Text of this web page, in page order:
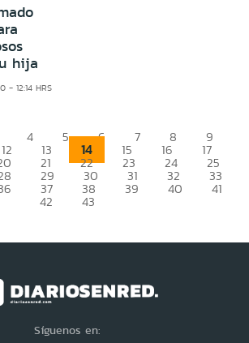
hija
- 12:14 HRS
4 5 6 7 8 9
12 13 14 15 16 17
21 22 23 24 25
29 30 31 32 33
37 38 39 40 41
42 43
Síguenos en: